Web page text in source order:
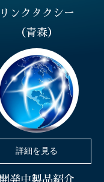
リンクタクシー
（青森）
詳細を見る
開発中製品紹介